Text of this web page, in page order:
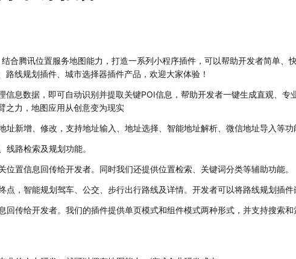
腾讯位置服务地图能力，打造一系列小程序插件，可以帮助开发者简单、
线规划插件、城市选择器插件产品，欢迎大家体验！
信息数据，即可自动识别并提取关键POI信息，帮助开发者一键生成直观、
之力，地图应用从创意变为现实
址新增、修改，支持地址输入、地址选择、智能地址解析、微信地址导入等
线路检索及规划功能。
位置信息回传给开发者。同时我们还提供位置检索、关键词分类等辅助功能。
点，智能规划驾车、公交、步行出行路线及详情。开发者可以将路线规划插
回传给开发者。我们的插件提供单页模式和组件模式两种形式，并支持搜索和